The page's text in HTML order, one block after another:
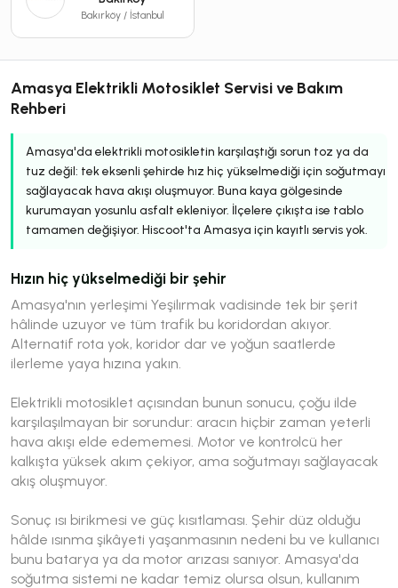
Bakırköy / İstanbul
Amasya Elektrikli Motosiklet Servisi ve Bakım
Rehberi
Amasya'da elektrikli motosikletin karşılaştığı sorun toz ya da
tuz değil: tek eksenli şehirde hız hiç yükselmediği için soğutmayı
sağlayacak hava akışı oluşmuyor. Buna kaya gölgesinde
kurumayan yosunlu asfalt ekleniyor. İlçelere çıkışta ise tablo
tamamen değişiyor. Hiscoot'ta Amasya için kayıtlı servis yok.
Hızın hiç yükselmediği bir şehir
Amasya'nın yerleşimi Yeşilırmak vadisinde tek bir şerit
hâlinde uzuyor ve tüm trafik bu koridordan akıyor.
Alternatif rota yok, koridor dar ve yoğun saatlerde
ilerleme yaya hızına yakın.
Elektrikli motosiklet açısından bunun sonucu, çoğu ilde
karşılaşılmayan bir sorundur: aracın hiçbir zaman yeterli
hava akışı elde edememesi. Motor ve kontrolcü her
kalkışta yüksek akım çekiyor, ama soğutmayı sağlayacak
akış oluşmuyor.
Sonuç ısı birikmesi ve güç kısıtlaması. Şehir düz olduğu
hâlde ısınma şikâyeti yaşanmasının nedeni bu ve kullanıcı
bunu batarya ya da motor arızası sanıyor. Amasya'da
soğutma sistemi ne kadar temiz olursa olsun, kullanım